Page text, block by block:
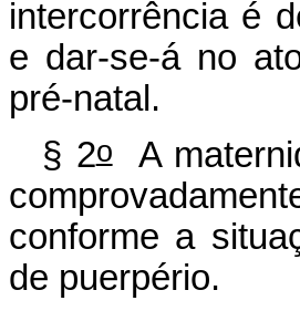
intercorrência é
e dar-se-á no
pré-natal.
§ 2oA
conforme a
de puerpério.